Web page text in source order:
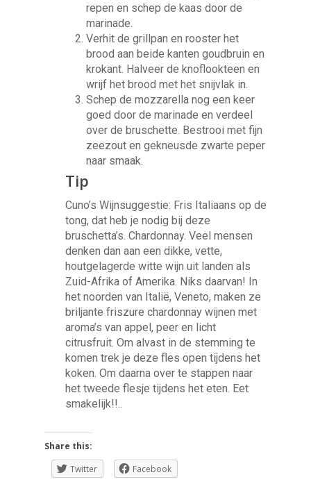
repen en schep de kaas door de
marinade.
Verhit de grillpan en rooster het
brood aan beide kanten goudbruin en
krokant. Halveer de knoflookteen en
wrijf het brood met het snijvlak in.
Schep de mozzarella nog een keer
goed door de marinade en verdeel
over de bruschette. Bestrooi met fijn
zeezout en gekneusde zwarte peper
naar smaak.
Tip
Cuno’s Wijnsuggestie: Fris Italiaans op de
tong, dat heb je nodig bij deze
bruschetta’s. Chardonnay. Veel mensen
denken dan aan een dikke, vette,
houtgelagerde witte wijn uit landen als
Zuid-Afrika of Amerika. Niks daarvan! In
het noorden van Italië, Veneto, maken ze
briljante friszure chardonnay wijnen met
aroma’s van appel, peer en licht
citrusfruit. Om alvast in de stemming te
komen trek je deze fles open tijdens het
koken. Om daarna over te stappen naar
het tweede flesje tijdens het eten. Eet
smakelijk!!..
Share this:
Twitter
Facebook